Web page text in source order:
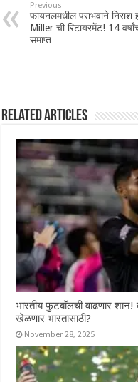
Previous
फायनलमधील पराभवाने निराश
Miller ची रिटायरमेंट! 14
समाप्त
Related Articles
भारतीय फुटबॉलची वाढणार
खेळणार भारतासाठी?
November 28, 2025